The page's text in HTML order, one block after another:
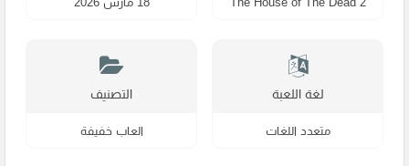
لغة اللعبة
متعدد اللغات
التصنيف
العاب خفيفة